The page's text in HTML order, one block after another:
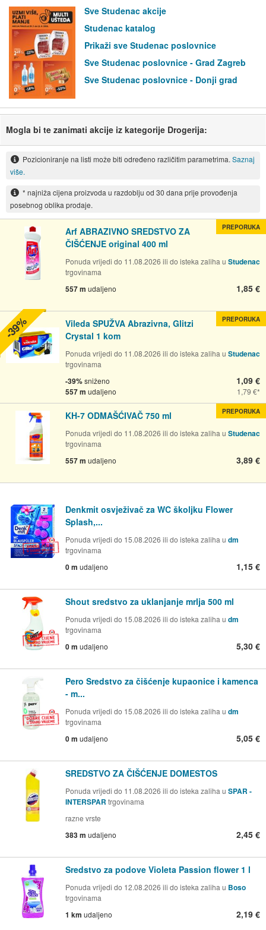
Sve Studenac akcije
Studenac katalog
Prikaži sve Studenac poslovnice
Sve Studenac poslovnice - Grad Zagreb
Sve Studenac poslovnice - Donji grad
Mogla bi te zanimati akcije iz kategorije Drogerija:
Pozicioniranje na listi može biti određeno različitim parametrima. Saznaj
više.
* najniža cijena proizvoda u razdoblju od 30 dana prije provođenja
posebnog oblika prodaje.
Arf ABRAZIVNO SREDSTVO ZA
ČIŠĆENJE original 400 ml
Ponuda vrijedi do 11.08.2026 ili do isteka zaliha u Studenac
trgovinama
557 m udaljeno 1,85 €
PREPORUKA
Vileda SPUŽVA Abrazivna, Glitzi
Crystal 1 kom
Ponuda vrijedi do 11.08.2026 ili do isteka zaliha u Studenac
trgovinama
-39%sniženo
557 m udaljeno
1,09 €
1,79 €
PREPORUKA
-39%
KH-7 ODMAŠĆIVAČ 750 ml
Ponuda vrijedi do 11.08.2026 ili do isteka zaliha u Studenac
trgovinama
557 m udaljeno 3,89 €
PREPORUKA
Denkmit osvježivač za WC školjku Flower
Splash,...
Ponuda vrijedi do 15.08.2026 ili do isteka zaliha u dm
trgovinama
0 m udaljeno 1,15 €
Shout sredstvo za uklanjanje mrlja 500 ml
Ponuda vrijedi do 15.08.2026 ili do isteka zaliha u dm
trgovinama
0 m udaljeno 5,30 €
Pero Sredstvo za čišćenje kupaonice i kamenca
- m...
Ponuda vrijedi do 15.08.2026 ili do isteka zaliha u dm
trgovinama
0 m udaljeno 5,05 €
SREDSTVO ZA ČIŠĆENJE DOMESTOS
Ponuda vrijedi do 11.08.2026 ili do isteka zaliha u SPAR -
INTERSPAR trgovinama
razne vrste
383 m udaljeno 2,45 €
Sredstvo za podove Violeta Passion flower 1 l
Ponuda vrijedi do 12.08.2026 ili do isteka zaliha u Boso
trgovinama
1 km udaljeno 2,19 €